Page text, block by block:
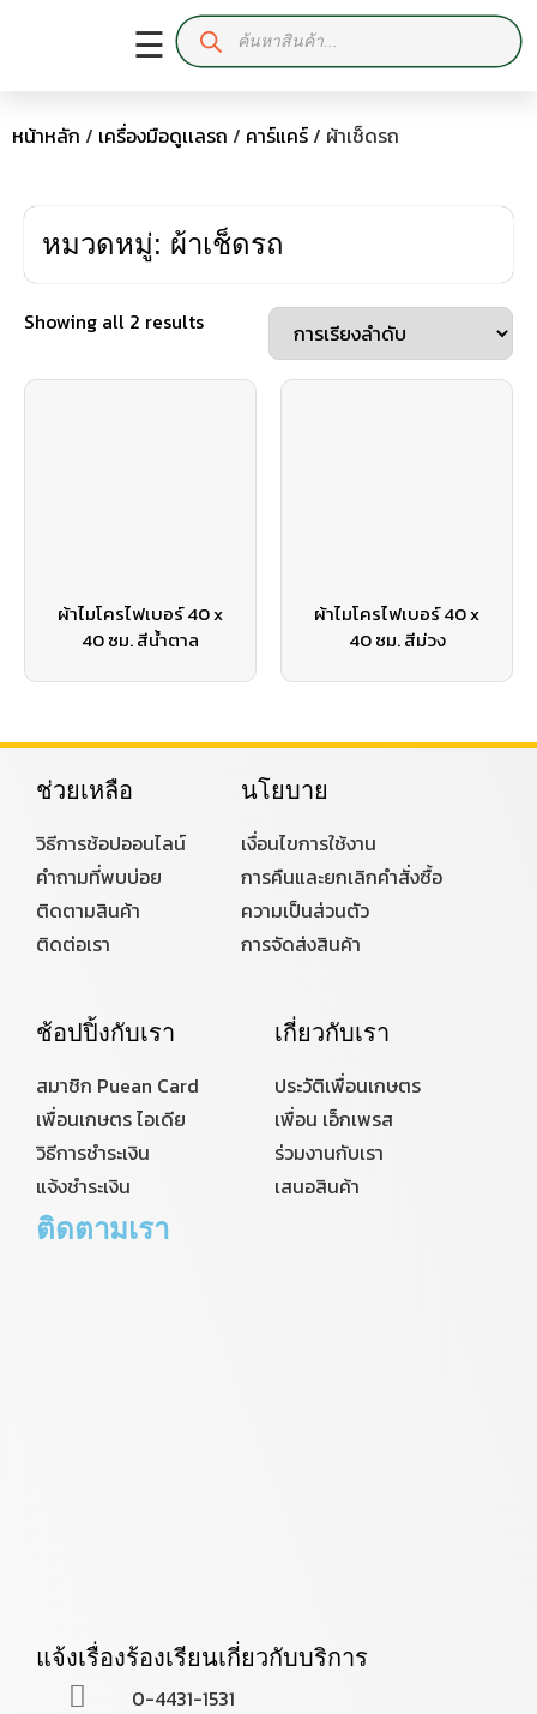
☰
หน้าหลัก / เครื่องมือดูเเลรถ / คาร์แคร์/ ผ้าเช็ดรถ
หมวดหมู่: ผ้าเช็ดรถ
Showing all 2 results
ผ้าไมโครไฟเบอร์ 40 x
40 ซม. สีน้ำตาล
ผ้าไมโครไฟเบอร์ 40 x
40 ซม. สีม่วง
ช่วยเหลือ
วิธีการช้อปออนไลน์
คำถามที่พบบ่อย
ติดตามสินค้า
ติดต่อเรา
นโยบาย
เงื่อนไขการใช้งาน
การคืนและยกเลิกคำสั่งซื้อ
ความเป็นส่วนตัว
การจัดส่งสินค้า
ช้อปปิ้งกับเรา
สมาชิก Puean Card
เพื่อนเกษตร ไอเดีย
วิธีการชำระเงิน
แจ้งชำระเงิน
เกี่ยวกับเรา
ประวัติเพื่อนเกษตร
เพื่อน เอ็กเพรส
ร่วมงานกับเรา
เสนอสินค้า
ติดตามเรา
แจ้งเรื่องร้องเรียนเกี่ยวกับบริการ
0-4431-1531